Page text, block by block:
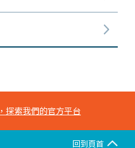
，探索我們的官方平台
回到頁首